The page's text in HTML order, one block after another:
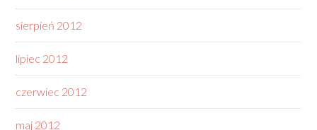
sierpień 2012
lipiec 2012
czerwiec 2012
maj 2012